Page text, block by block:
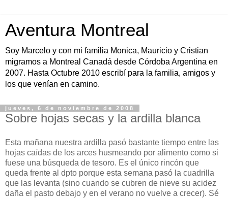
Aventura Montreal
Soy Marcelo y con mi familia Monica, Mauricio y Cristian
migramos a Montreal Canadá desde Córdoba Argentina en
2007. Hasta Octubre 2010 escribí para la familia, amigos y
los que venían en camino.
jueves, 6 de noviembre de 2008
Sobre hojas secas y la ardilla blanca
Esta mañana nuestra ardilla pasó bastante tiempo entre las
hojas caídas de los arces husmeando por alimento como si
fuese una búsqueda de tesoro. Es el único rincón que
queda frente al dpto porque esta semana pasó la cuadrilla
que las levanta (sino cuando se cubren de nieve su acidez
daña el pasto debajo y en el verano no vuelve a crecer). Sé